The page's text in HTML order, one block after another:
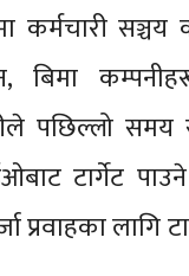
कर्मचारी
पछिल्लो समय
टार्गेट
लागि